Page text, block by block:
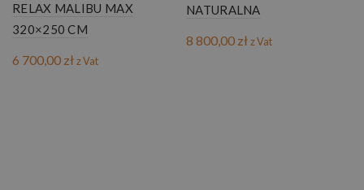
RELAX MALIBU MAX
320×250 CM
6 700,00 złz Vat
NATURALNA
8 800,00 złz Vat